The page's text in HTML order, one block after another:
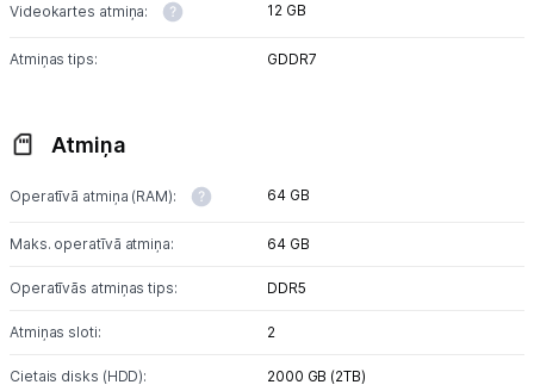
Piegāde un apmaksa
Tet pakalpojumi
Kontakti
Informācija
Videokartes atmiņa: 12 GB
Atmiņas tips: GDDR7
Atmiņa
Operatīvā atmiņa (RAM): 64 GB
Maks. operatīvā atmiņa: 64 GB
Operatīvās atmiņas tips: DDR5
Atmiņas sloti: 2
Cietais disks (HDD): 2000 GB (2ТB)